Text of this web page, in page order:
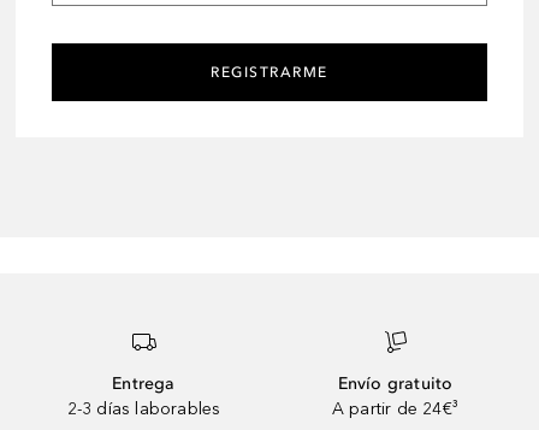
REGISTRARME
Entrega
2-3 días laborables
Envío gratuito
A partir de 24€³